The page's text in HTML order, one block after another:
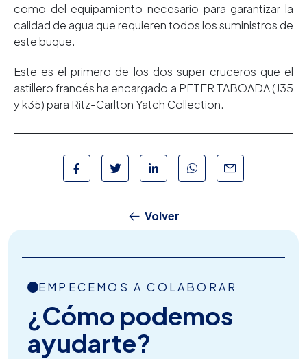
como del equipamiento necesario para garantizar la
calidad de agua que requieren todos los suministros de
este buque.
Este es el primero de los dos super cruceros que el
astillero francés ha encargado a PETER TABOADA (J35
y k35) para Ritz-Carlton Yatch Collection.
Volver
EMPECEMOS A COLABORAR
¿Cómo podemos
ayudarte?